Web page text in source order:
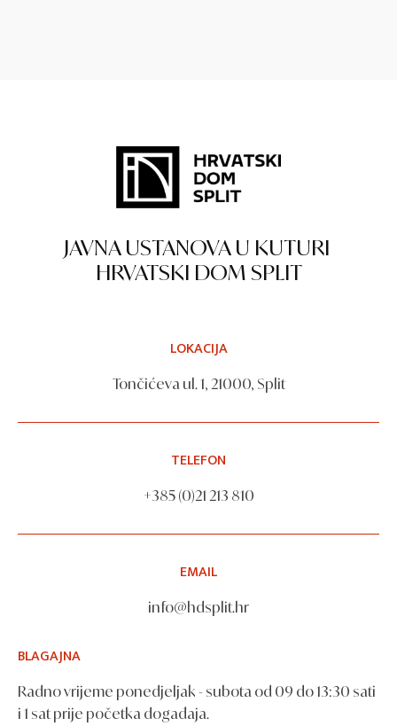
JAVNA USTANOVA U KUTURI
HRVATSKI DOM SPLIT
LOKACIJA
Tončićeva ul. 1, 21000, Split
TELEFON
+385 (0)21 213 810
EMAIL
info@hdsplit.hr
BLAGAJNA
Radno vrijeme ponedjeljak - subota od 09 do 13:30 sati
i 1 sat prije početka događaja.